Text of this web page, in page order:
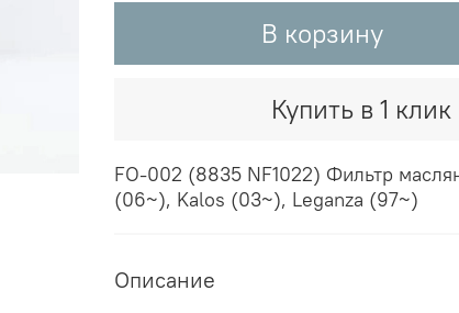
В корзину
Купить в 1 клик
FO-002 (8835 NF1022) Фильтр
(06~), Kalos (03~), Leganza (97~)
Описание